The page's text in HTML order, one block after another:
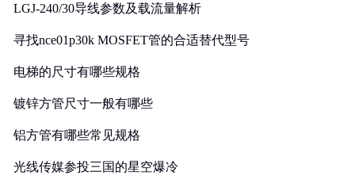
LGJ-240/30导线参数及载流量解析
寻找nce01p30k MOSFET管的合适替代型号
电梯的尺寸有哪些规格
镀锌方管尺寸一般有哪些
铝方管有哪些常见规格
光线传媒参投三国的星空爆冷